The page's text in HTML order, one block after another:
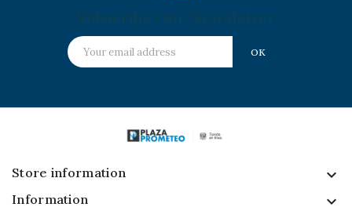
Store information keyboard_arrow_down
Information 